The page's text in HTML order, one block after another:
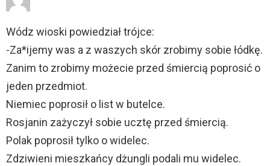
Wódz wioski powiedział trójce:
-Za*ijemy was a z waszych skór zrobimy sobie łódkę.
Zanim to zrobimy możecie przed śmiercią poprosić o
jeden przedmiot.
Niemiec poprosił o list w butelce.
Rosjanin zażyczył sobie ucztę przed śmiercią.
Polak poprosił tylko o widelec.
Zdziwieni mieszkańcy dżungli podali mu widelec.